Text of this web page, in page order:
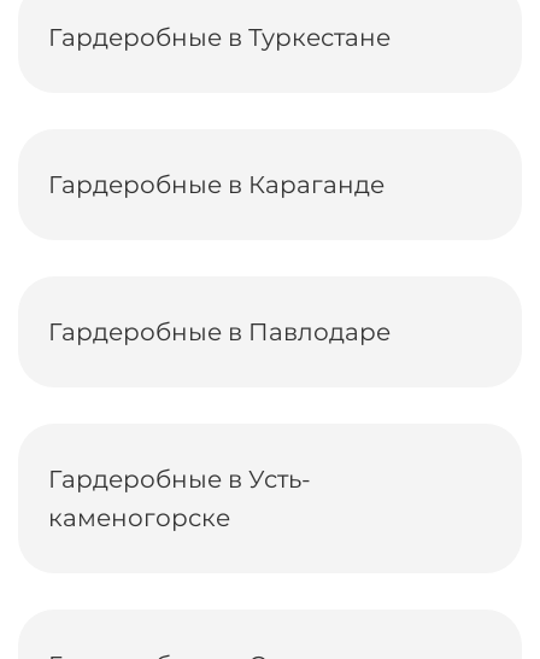
Гардеробные в Туркестане
Гардеробные в Караганде
Гардеробные в Павлодаре
Гардеробные в Усть-
каменогорске